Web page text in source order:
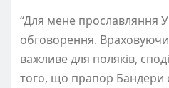
“Для мене прославляння
обговорення.
важливе для поляків,
того, що прапор Бандери